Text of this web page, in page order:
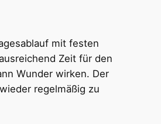
mit festen
Zeit für den
Wunder wirken. Der
regelmäßig zu